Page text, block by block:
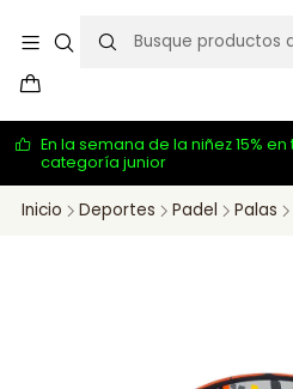
En la semana de la niñez 15%
categoría junior
Inicio Deportes Padel Palas